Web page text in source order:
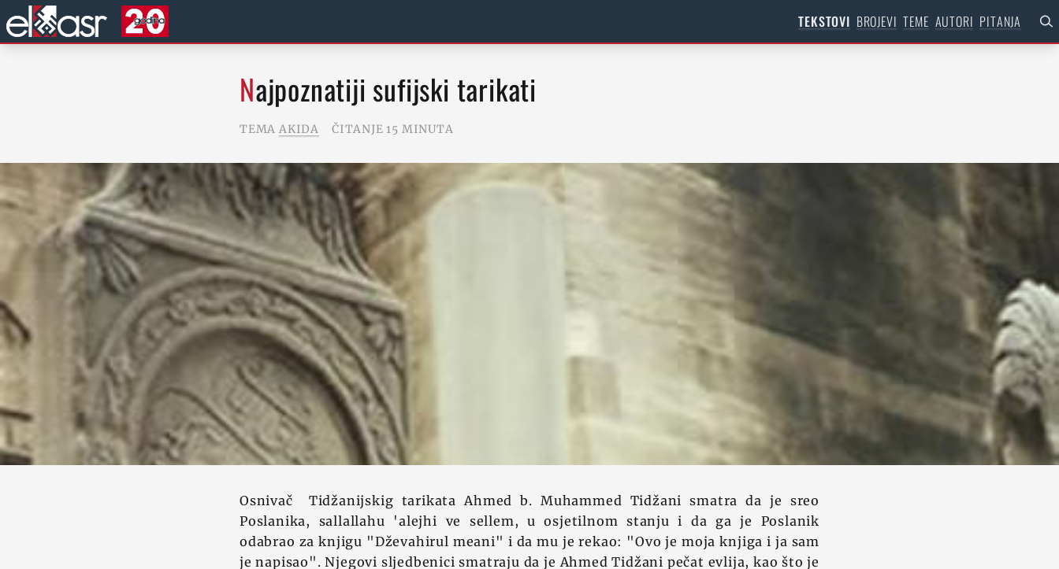
TEKSTOVI BROJEVI TEME AUTORI PITANJA
Najpoznatiji sufijski tarikati
TEMA AKIDA ČITANJE 15 MINUTA
Osnivač Tidžanijskig tarikata Ahmed b. Muhammed Tidžani smatra da je sreo
Poslanika, sallallahu 'alejhi ve sellem, u osjetilnom stanju i da ga je Poslanik
odabrao za knjigu "Dževahirul meani" i da mu je rekao: "Ovo je moja knjiga i ja sam
je napisao". Njegovi sljedbenici smatraju da je Ahmed Tidžani pečat evlija, kao što je